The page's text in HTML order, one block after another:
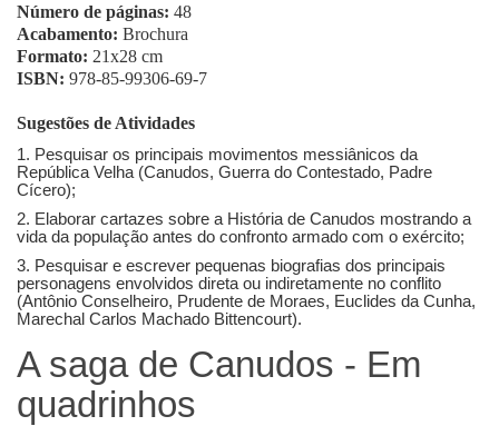
Número de páginas: 48
Acabamento: Brochura
Formato: 21x28 cm
ISBN: 978-85-99306-69-7
Sugestões de Atividades
1. Pesquisar os principais movimentos messiânicos da
República Velha (Canudos, Guerra do Contestado, Padre
Cícero);
2. Elaborar cartazes sobre a História de Canudos mostrando a
vida da população antes do confronto armado com o exército;
3. Pesquisar e escrever pequenas biografias dos principais
personagens envolvidos direta ou indiretamente no conflito
(Antônio Conselheiro, Prudente de Moraes, Euclides da Cunha,
Marechal Carlos Machado Bittencourt).
A saga de Canudos - Em
quadrinhos